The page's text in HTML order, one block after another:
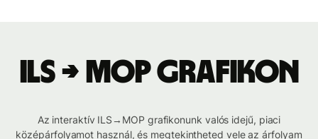
ILS → MOP grafikon
Az interaktív ILS→MOP grafikonunk valós idejű, piaci
középárfolyamot használ, és megtekintheted vele az árfolyam